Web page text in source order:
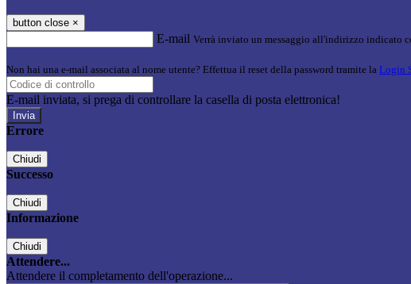
button close ×
E-mail Verrà inviato un messaggio all'indirizzo indicato
Non hai una e-mail associata al nome utente? Effettua il reset della password tramite la Login
E-mail inviata, si prega di controllare la casella di posta elettronica!
Errore
Chiudi
Successo
Chiudi
Informazione
Chiudi
Attendere...
Attendere il completamento dell'operazione...